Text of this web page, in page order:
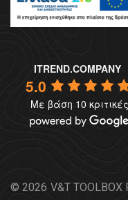
ITREND.COMPANY
5.0
Με βάση 10 κριτικές
© 2026 V&T TOOLBOX